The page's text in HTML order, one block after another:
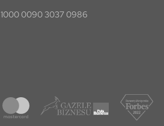
1000 0090 3037 0986